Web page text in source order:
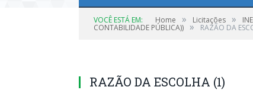
VOCÊ ESTÁ EM: Home » Licitações »
CONTABILIDADE PÚBLICA)) » RAZÃO DA
RAZÃO DA ESCOLHA (1)